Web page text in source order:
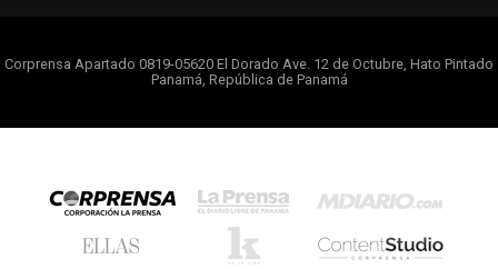
Corprensa Apartado 0819-05620 El Dorado Ave. 12 de Octubre, Hato Pintado
Panamá, República de Panamá